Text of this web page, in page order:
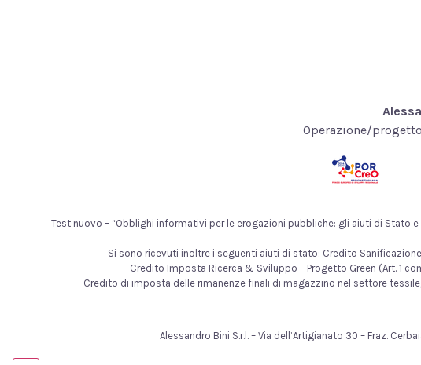
Operazione/
Test nuovo – “Obblighi informativi per le erogazioni pubbliche: gli aiuti di Stato
Si sono ricevuti inoltre i seguenti aiuti di stato: Credito
Credito Imposta Ricerca & Sviluppo – Progetto Green (Art. 1
Credito di imposta delle rimanenze finali di magazzino nel settore
Alessandro Bini S.r.l. – Via dell’Artigianato 30 – Fraz.